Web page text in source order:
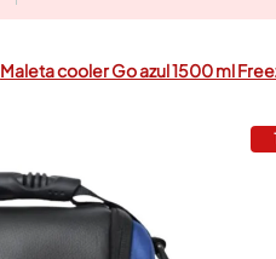
Maleta cooler Go azul 1500 ml
closet
sanitarios
armarios closet
comedores
neveras